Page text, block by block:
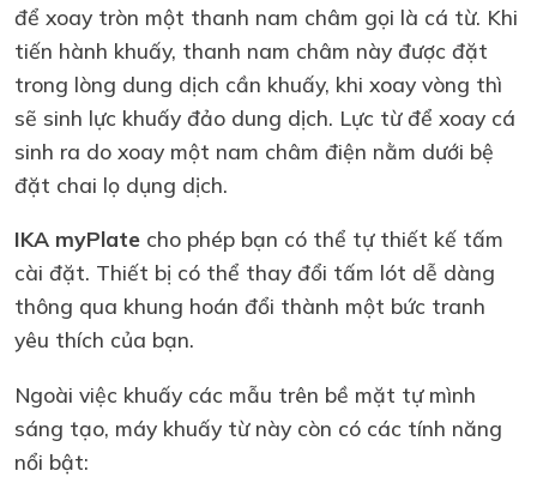
để xoay tròn một thanh nam châm gọi là cá từ. Khi
tiến hành khuấy, thanh nam châm này được đặt
trong lòng dung dịch cần khuấy, khi xoay vòng thì
sẽ sinh lực khuấy đảo dung dịch. Lực từ để xoay cá
sinh ra do xoay một nam châm điện nằm dưới bệ
đặt chai lọ dụng dịch.
IKA myPlate cho phép bạn có thể tự thiết kế tấm
cài đặt. Thiết bị có thể thay đổi tấm lót dễ dàng
thông qua khung hoán đổi thành một bức tranh
yêu thích của bạn.
Ngoài việc khuấy các mẫu trên bề mặt tự mình
sáng tạo, máy khuấy từ này còn có các tính năng
nổi bật: